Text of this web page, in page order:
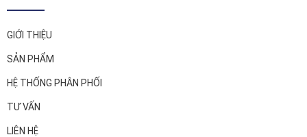
GIỚI THIỆU
SẢN PHẨM
HỆ THỐNG PHÂN PHỐI
TƯ VẤN
LIÊN HỆ